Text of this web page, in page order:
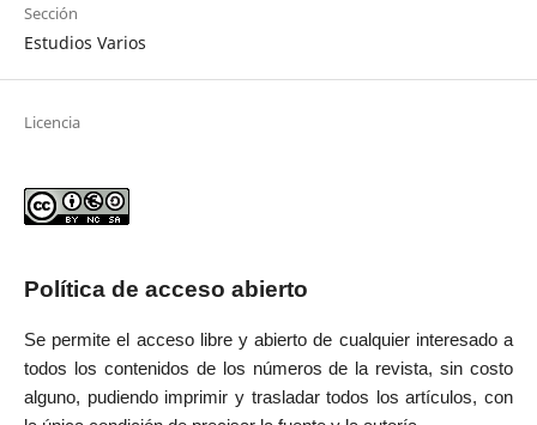
Sección
Estudios Varios
Licencia
Política de acceso abierto
Se permite el acceso libre y abierto de cualquier interesado a
todos los contenidos de los números de la revista, sin costo
alguno, pudiendo imprimir y trasladar todos los artículos, con